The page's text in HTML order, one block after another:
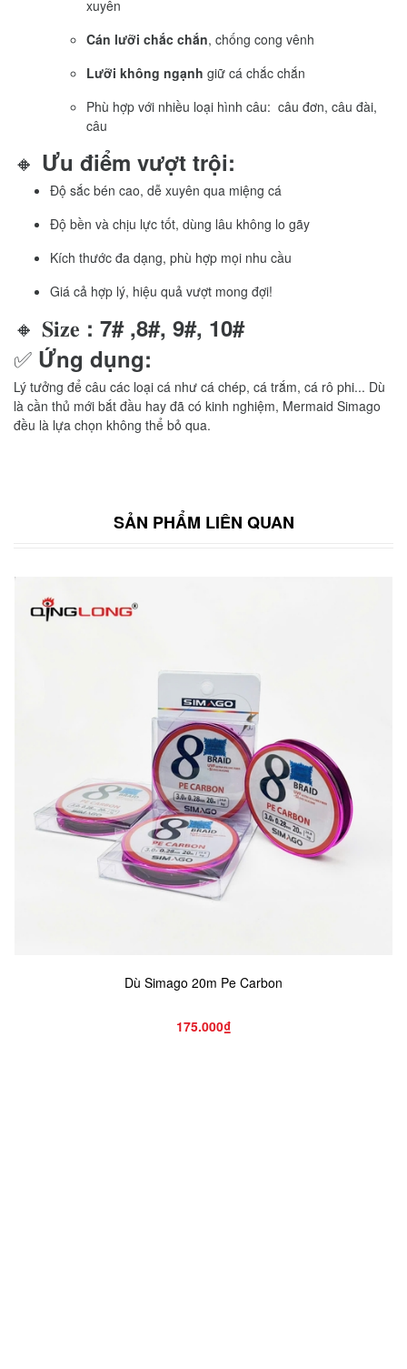
xuyên
Cán lưỡi chắc chắn, chống cong vênh
Lưỡi không ngạnh giữ cá chắc chắn
Phù hợp với nhiều loại hình câu: câu đơn, câu đài,
câu
🔸 Ưu điểm vượt trội:
Độ sắc bén cao, dễ xuyên qua miệng cá
Độ bền và chịu lực tốt, dùng lâu không lo gãy
Kích thước đa dạng, phù hợp mọi nhu cầu
Giá cả hợp lý, hiệu quả vượt mong đợi!
🔸 𝐒𝐢𝐳𝐞 : 7# ,8#, 9#, 10#
✅ Ứng dụng:
Lý tưởng để câu các loại cá như cá chép, cá trắm, cá rô phi... Dù
là cần thủ mới bắt đầu hay đã có kinh nghiệm, Mermaid Simago
đều là lựa chọn không thể bỏ qua.
SẢN PHẨM LIÊN QUAN
Dù Simago 20m Pe Carbon
175.000₫